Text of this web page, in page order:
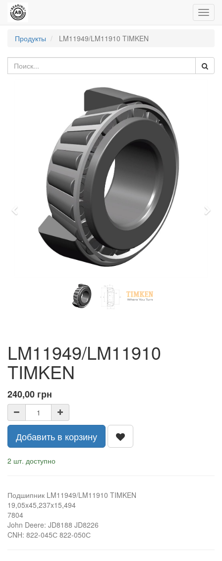
Продукты
LM11949/LM11910 TIMKEN
Previous
LM11949/LM11910
TIMKEN
240,00 грн
Добавить в корзину
2 шт. доступно
Подшипник LM11949/LM11910 TIMKEN
19,05x45,237x15,494
7804
John Deere: JD8188 JD8226
CNH: 822-045С 822-050С